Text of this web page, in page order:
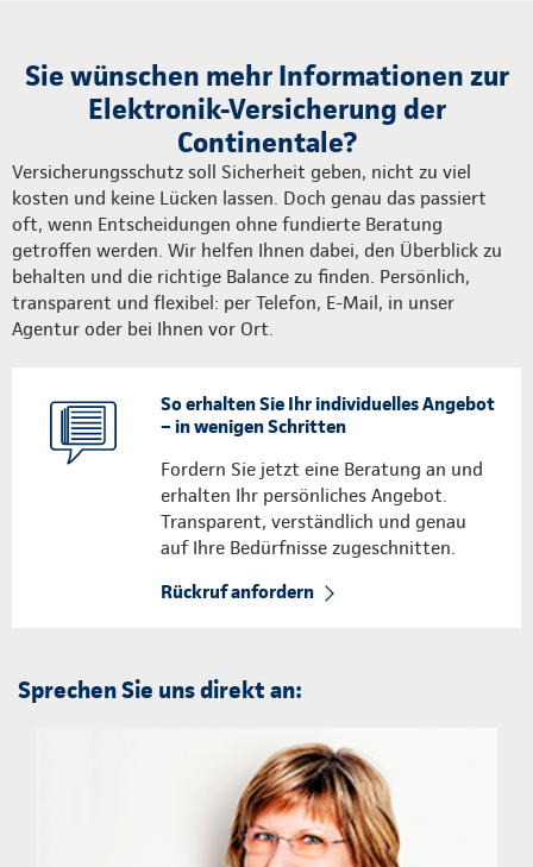
Sie wünschen mehr Informationen zur
Elektronik-Versicherung der
Continentale?
Versicherungsschutz soll Sicherheit geben, nicht zu viel
kosten und keine Lücken lassen. Doch genau das passiert
oft, wenn Entscheidungen ohne fundierte Beratung
getroffen werden. Wir helfen Ihnen dabei, den Überblick zu
behalten und die richtige Balance zu finden. Persönlich,
transparent und flexibel: per Telefon, E-Mail, in unser
Agentur oder bei Ihnen vor Ort.
So erhalten Sie Ihr individuelles Angebot
– in wenigen Schritten
Fordern Sie jetzt eine Beratung an und
erhalten Ihr persönliches Angebot.
Transparent, verständlich und genau
auf Ihre Bedürfnisse zugeschnitten.
Rückruf anfordern
Sprechen Sie uns direkt an: